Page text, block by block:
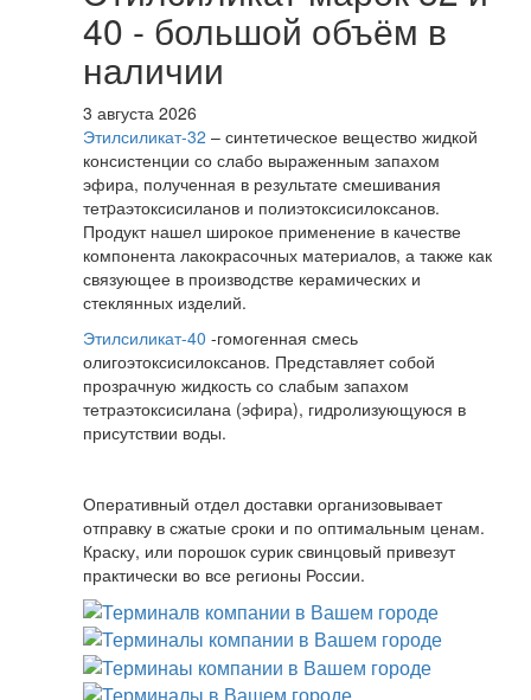
40 - большой объём в
наличии
3 августа 2026
Этилсиликат-32 – синтетическое вещество жидкой
консистенции со слабо выраженным запахом
эфира, полученная в результате смешивания
тетpаэтоксисиланов и полиэтоксисилоксанов.
Продукт нашел широкое применение в качестве
компонента лакокрасочных материалов, а также как
связующее в производстве керамических и
стеклянных изделий.
Этилсиликат-40 -гомогенная смесь
олигоэтоксисилоксанов. Представляет собой
прозрачную жидкость со слабым запахом
тетраэтоксисилана (эфира), гидролизующуюся в
присутствии воды.
Оперативный отдел доставки организовывает
отправку в сжатые сроки и по оптимальным ценам.
Краску, или порошок сурик свинцовый привезут
практически во все регионы России.